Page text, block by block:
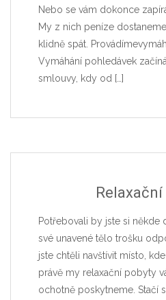
Nebo se vám dokonce
My z nich peníze
klidně spát.
Vymáhání pohledávek
smlouvy, kdy od […]
Potřebovali by jste si někde
své unavené tělo trošku
jste chtěli navštívit místo,
právě my relaxační pobyty
ochotně poskytneme. Stačí